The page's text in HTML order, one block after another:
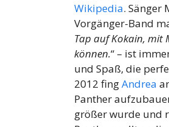
Wikipedia. Sänger
Vorgänger-Band
Tap auf Kokain, mit
können.“ – ist
und Spaß, die
2012 fingAndrea
Panther
größer wurde und